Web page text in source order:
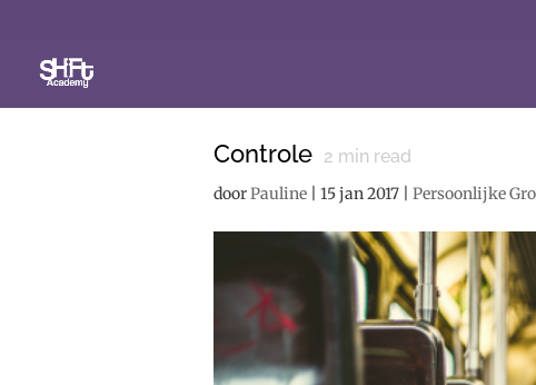
Controle 2 min read
doorPauline 15 jan 2017 Persoonlijke